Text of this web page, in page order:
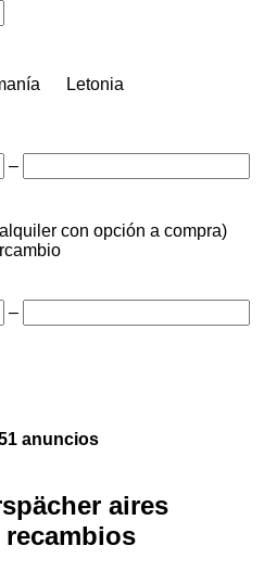
Letonia
–
con opción a compra)
–
anuncios
aires